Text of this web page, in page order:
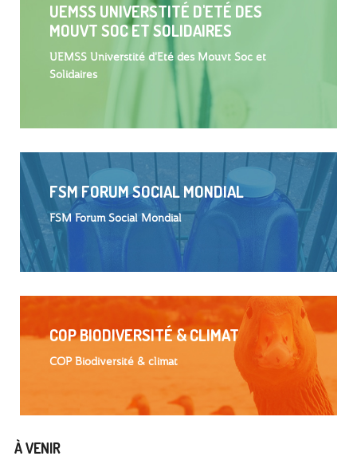
UEMSS UNIVERSTITÉ D'ETÉ DES
MOUVT SOC ET SOLIDAIRES
UEMSS Universtité d'Eté des Mouvt Soc et
Solidaires
FSM FORUM SOCIAL MONDIAL
FSM Forum Social Mondial
COP BIODIVERSITÉ & CLIMAT
COP Biodiversité & climat
À VENIR